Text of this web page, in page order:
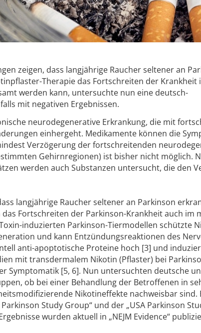
zeigen, dass langjährige Raucher seltener an
Therapie das Fortschreiten der Krankheit
werden kann, untersuchte nun eine deutsch-
mit negativen Ergebnissen.
neurodegenerative Erkrankung, die mit
einhergeht. Medikamente können die
Verzögerung der fortschreitenden
Gehirnregionen) ist bisher nicht möglich.
werden auch Substanzen untersucht, die den
langjährige Raucher seltener an Parkinson
Fortschreiten der Parkinson-Krankheit auch im
induzierten Parkinson-Tiermodellen schützte
und kann Entzündungsreaktionen des
anti-apoptotische Proteine hoch [3] und
mit transdermalem Nikotin (Pflaster) bei
Symptomatik [5, 6]. Nun untersuchten deutsche
ob bei einer Behandlung der Betroffenen in
Nikotineffekte nachweisbar sind.
Study Group“ und der „USA Parkinson
wurden aktuell in „NEJM Evidence“